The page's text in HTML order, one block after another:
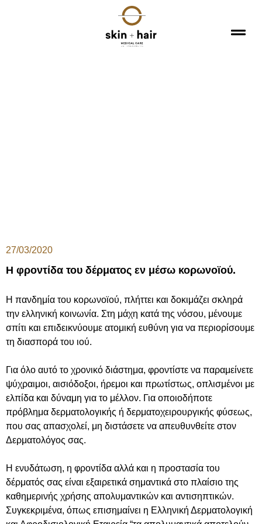
27/03/2020
Η φροντίδα του δέρματος εν μέσω κορωνοϊού.
Η πανδημία του κορωνοϊού, πλήττει και δοκιμάζει σκληρά
την ελληνική κοινωνία. Στη μάχη κατά της νόσου, μένουμε
σπίτι και επιδεικνύουμε ατομική ευθύνη για να περιορίσουμε
τη διασπορά του ιού.
Για όλο αυτό το χρονικό διάστημα, φροντίστε να παραμείνετε
ψύχραιμοι, αισιόδοξοι, ήρεμοι και πρωτίστως, οπλισμένοι με
ελπίδα και δύναμη για το μέλλον. Για οποιοδήποτε
πρόβλημα δερματολογικής ή δερματοχειρουργικής φύσεως,
που σας απασχολεί, μη διστάσετε να απευθυνθείτε στον
Δερματολόγος σας.
Η ενυδάτωση, η φροντίδα αλλά και η προστασία του
δέρματός σας είναι εξαιρετικά σημαντικά στο πλαίσιο της
καθημερινής χρήσης απολυμαντικών και αντισηπτικών.
Συγκεκριμένα, όπως επισημαίνει η Ελληνική Δερματολογική